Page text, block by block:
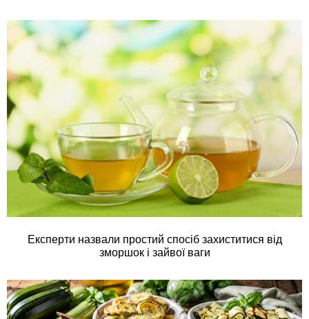
Експерти назвали простий спосіб захиститися від
зморшок і зайвої ваги